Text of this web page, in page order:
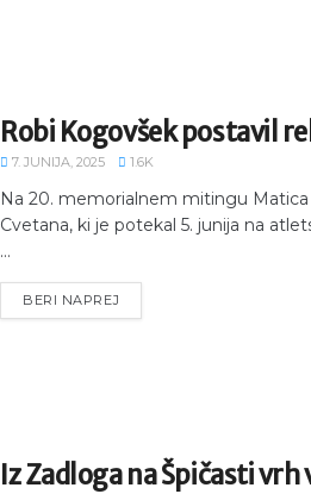
Robi Kogovšek postavil
7. JUNIJA, 2025 1.6K
Na 20. memorialnem mitingu Matica
Cvetana, ki je potekal 5. junija na
...
BERI NAPREJ
Iz Zadloga na Špičasti